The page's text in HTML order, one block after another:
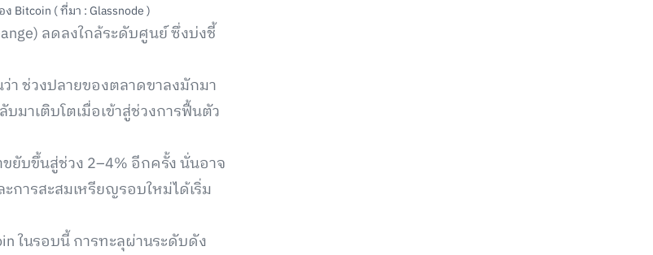
( ที่มา : Glassnode )
ลดลงใกล้ระดับศูนย์ ซึ่งบ่งชี้
า ช่วงปลายของตลาดขาลงมักมา
มาเติบโตเมื่อเข้าสู่ช่วงการฟื้นตัว
ขยับขึ้นสู่ช่วง 2–4% อีกครั้ง นั่นอาจ
ารสะสมเหรียญรอบใหม่ได้เริ่ม
ในรอบนี้ การทะลุผ่านระดับดัง